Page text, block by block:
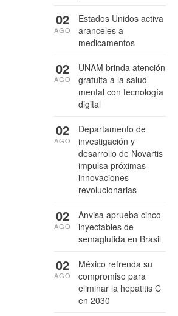
Estados Unidos activa
aranceles a
medicamentos
02
AGO
UNAM brinda atención
gratuita a la salud
mental con tecnología
digital
02
AGO
Departamento de
investigación y
desarrollo de Novartis
impulsa próximas
innovaciones
revolucionarias
02
AGO
Anvisa aprueba cinco
inyectables de
semaglutida en Brasil
02
AGO
México refrenda su
compromiso para
eliminar la hepatitis C
en 2030
02
AGO